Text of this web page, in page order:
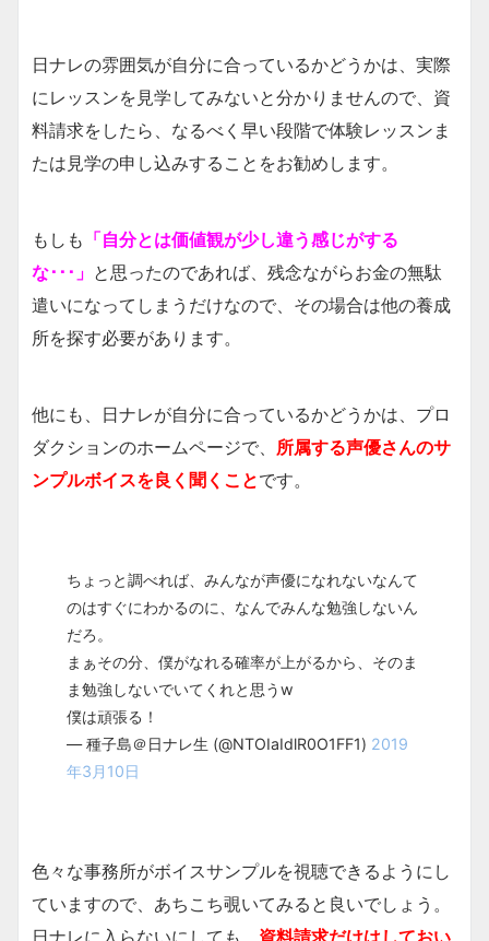
日ナレの雰囲気が自分に合っているかどうかは、実際
にレッスンを見学してみないと分かりませんので、資
料請求をしたら、なるべく早い段階で体験レッスンま
たは見学の申し込みすることをお勧めします。
もしも 「自分とは価値観が少し違う感じがする
な･･･」 と思ったのであれば、残念ながらお金の無駄
遣いになってしまうだけなので、その場合は他の養成
所を探す必要があります。
他にも、日ナレが自分に合っているかどうかは、プロ
ダクションのホームページで、 所属する声優さんのサ
ンプルボイスを良く聞くことです。
ちょっと調べれば、みんなが声優になれないなんて
のはすぐにわかるのに、なんでみんな勉強しないん
だろ。
まぁその分、僕がなれる確率が上がるから、そのま
ま勉強しないでいてくれと思うw
僕は頑張る！
— 種子島＠日ナレ生 (@NTOIaIdlR0O1FF1) 2019
年3月10日
色々な事務所がボイスサンプルを視聴できるようにし
ていますので、あちこち覗いてみると良いでしょう。
日ナレに入らないにしても、 資料請求だけはしておい